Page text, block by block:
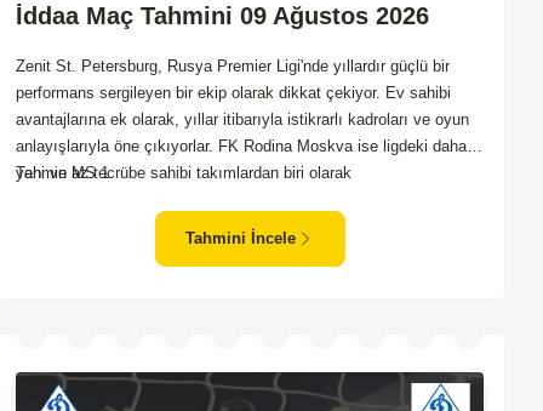
İddaa Maç Tahmini 09 Ağustos 2026
Zenit St. Petersburg, Rusya Premier Ligi'nde yıllardır güçlü bir
performans sergileyen bir ekip olarak dikkat çekiyor. Ev sahibi
avantajlarına ek olarak, yıllar itibarıyla istikrarlı kadroları ve oyun
anlayışlarıyla öne çıkıyorlar. FK Rodina Moskva ise ligdeki daha
yeni ve az tecrübe sahibi takımlardan biri olarak
ederken, Zenit karşısında özellikle deplasmanda zorlanmaları
muhtemel. Zenit'in ev sahibi avantajı ve daha tecrübeli kadrosu
Tahmin MS 1
Tahmini İncele